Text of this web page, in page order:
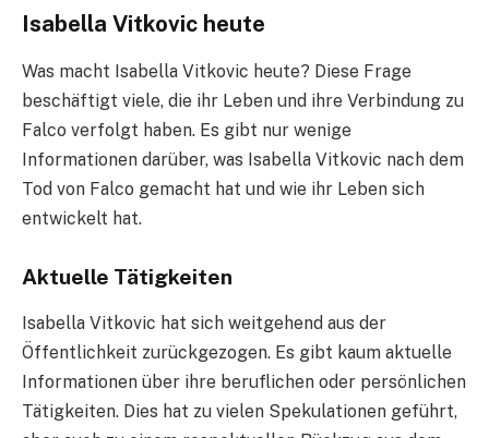
Isabella Vitkovic heute
Was macht Isabella Vitkovic heute? Diese Frage
beschäftigt viele, die ihr Leben und ihre Verbindung zu
Falco verfolgt haben. Es gibt nur wenige
Informationen darüber, was Isabella Vitkovic nach dem
Tod von Falco gemacht hat und wie ihr Leben sich
entwickelt hat.
Aktuelle Tätigkeiten
Isabella Vitkovic hat sich weitgehend aus der
Öffentlichkeit zurückgezogen. Es gibt kaum aktuelle
Informationen über ihre beruflichen oder persönlichen
Tätigkeiten. Dies hat zu vielen Spekulationen geführt,